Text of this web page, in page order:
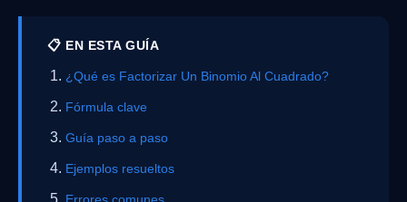
📋 EN ESTA GUÍA
¿Qué es Factorizar Un Binomio Al Cuadrado?
Fórmula clave
Guía paso a paso
Ejemplos resueltos